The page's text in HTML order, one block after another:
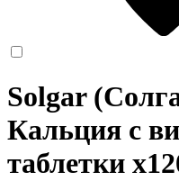
Solgar
Кальция с
таблетки